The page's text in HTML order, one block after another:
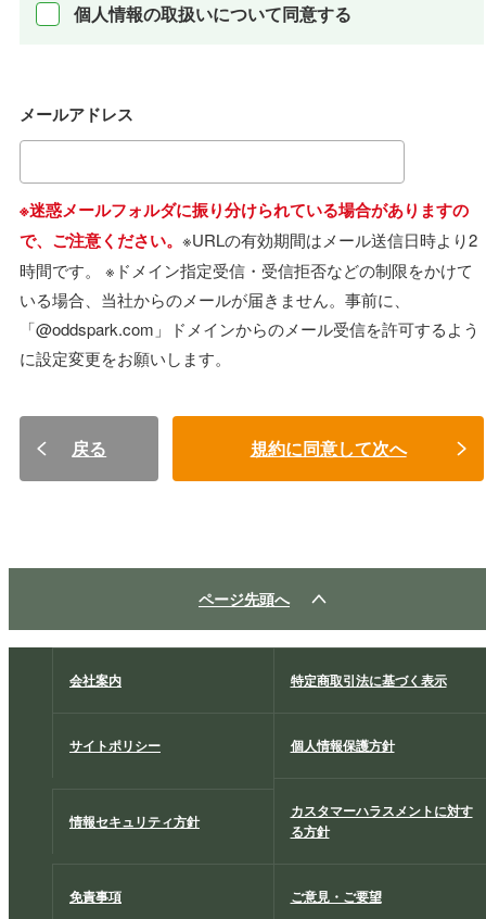
個人情報の取扱いについて同意する
メールアドレス
※迷惑メールフォルダに振り分けられている場合がありますの
で、ご注意ください。 ※URLの有効期間はメール送信日時より2
時間です。 ※ドメイン指定受信・受信拒否などの制限をかけて
いる場合、当社からのメールが届きません。事前に、
「@oddspark.com」ドメインからのメール受信を許可するよう
に設定変更をお願いします。
戻る 規約に同意して次へ
ページ先頭へ
会社案内 特定商取引法に基づく表示
サイトポリシー 個人情報保護方針
情報セキュリティ方針
カスタマーハラスメントに対す
る方針
免責事項 ご意見・ご要望